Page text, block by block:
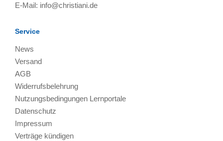
E-Mail: info@christiani.de
Service
News
Versand
AGB
Widerrufsbelehrung
Nutzungsbedingungen Lernportale
Datenschutz
Impressum
Verträge kündigen